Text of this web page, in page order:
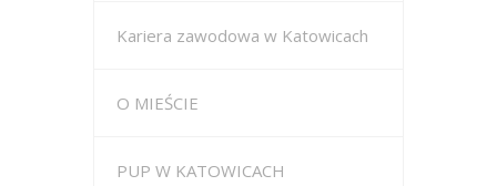
Kariera zawodowa w Katowicach
O MIEŚCIE
PUP W KATOWICACH